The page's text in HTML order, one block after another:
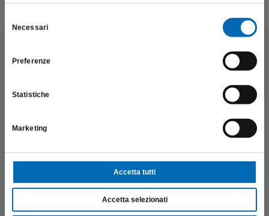
delNecessari
Preferenze
Statistiche
Marketing
Accetta tutti
Accetta selezionati
professionali e riporta dati, prodotti e beni sensibili per la
salute e la sicurezza del paziente; pertanto, per visitare il sito,